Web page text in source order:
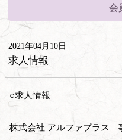
会
2021年04月10日
求人情報
○求人情報
株式会社 アルファプラス